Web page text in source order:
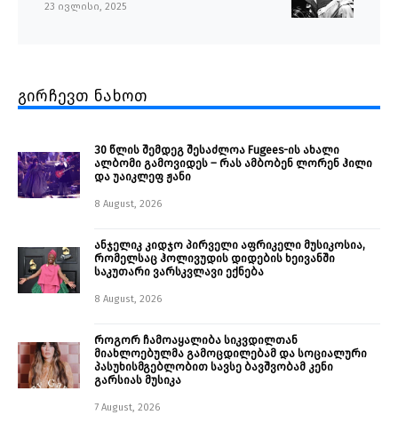
23 ივლისი, 2025
გირჩევთ ნახოთ
30 წლის შემდეგ შესაძლოა Fugees-ის ახალი
ალბომი გამოვიდეს – რას ამბობენ ლორენ ჰილი
და უაიკლეფ ჟანი
8 August, 2026
ანჯელიკ კიდჯო პირველი აფრიკელი მუსიკოსია,
რომელსაც ჰოლივუდის დიდების ხეივანში
საკუთარი ვარსკვლავი ექნება
8 August, 2026
როგორ ჩამოაყალიბა სიკვდილთან
მიახლოებულმა გამოცდილებამ და სოციალური
პასუხისმგებლობით სავსე ბავშვობამ კენი
გარსიას მუსიკა
7 August, 2026